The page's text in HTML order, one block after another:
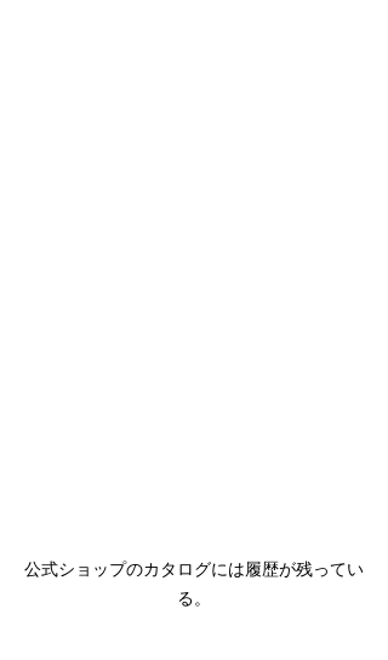
公式ショップのカタログには履歴が残ってい
る。